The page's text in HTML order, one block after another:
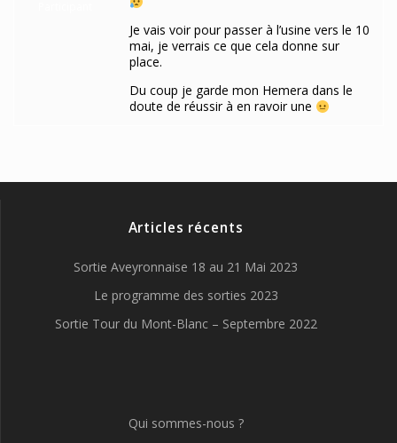
Je vais voir pour passer à l’usine vers le 10
mai, je verrais ce que cela donne sur
place.
Du coup je garde mon Hemera dans le
doute de réussir à en ravoir une
Articles récents
Sortie Aveyronnaise 18 au 21 Mai 2023
Le programme des sorties 2023
Sortie Tour du Mont-Blanc – Septembre 2022
Qui sommes-nous ?